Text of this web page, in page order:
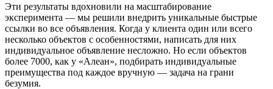
Эти результаты вдохновили на масштабирование
эксперимента — мы решили внедрить уникальные быстрые
ссылки во все объявления. Когда у клиента один или всего
несколько объектов с особенностями, написать для них
индивидуальное объявление несложно. Но если объектов
более 7000, как у «Алеан», подбирать индивидуальные
преимущества под каждое вручную — задача на грани
безумия.